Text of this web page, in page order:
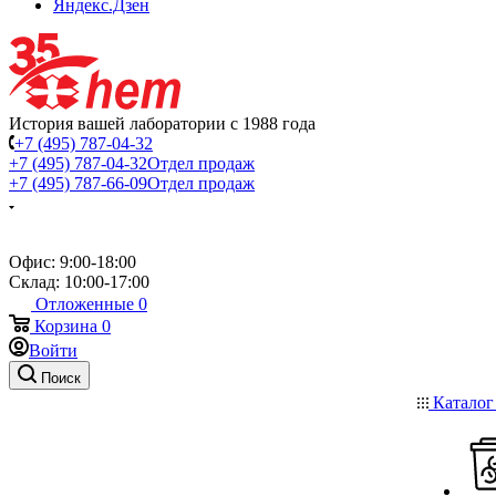
Яндекс.Дзен
История вашей лаборатории с 1988 года
+7 (495) 787-04-32
+7 (495) 787-04-32Отдел продаж
+7 (495) 787-66-09Отдел продаж
Офис: 9:00-18:00
Склад: 10:00-17:00
Отложенные 0
Корзина 0
Войти
Поиск